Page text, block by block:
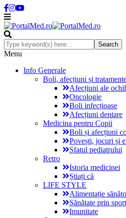
Menu
Info Generale
Boli, afecțiuni și
Afecțiuni ale
Oncologie
Boli infecțioase
Afecțiuni dentare
Medicina pentru Copii
Boli și afecțiuni
Povești, jocuri și
Sfatul pediatrului
Retro
Istoria medicinei
Știați că
LIFE STYLE
Alimentație
Sănătate prin sport
Imunitate